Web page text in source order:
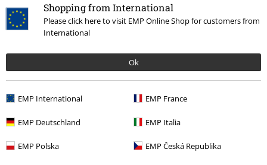
Shopping from International
Please click here to visit EMP Online Shop for customers from
International
Ok
EMP International EMP France
EMP Deutschland EMP Italia
EMP Polska EMP Česká Republika
Última visita